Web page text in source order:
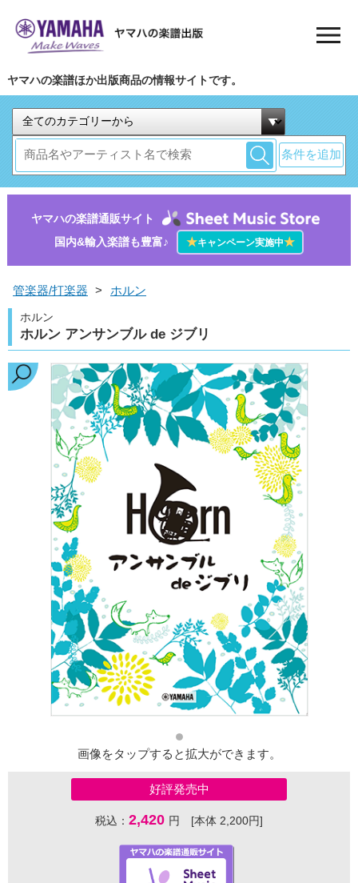
ヤマハの楽譜ほか出版商品の情報サイトです。
条件を追加
ヤマハの楽譜通販サイト
国内&輸入楽譜も豊富♪
★キャンペーン実施中★
管楽器/打楽器 > ホルン
ホルン
ホルン アンサンブル de ジブリ
画像をタップすると拡大ができます。
好評発売中
税込： 2,420 円 [本体 2,200円]